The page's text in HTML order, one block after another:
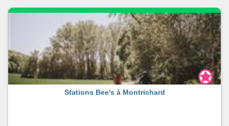
Stations Bee's à Montrichard